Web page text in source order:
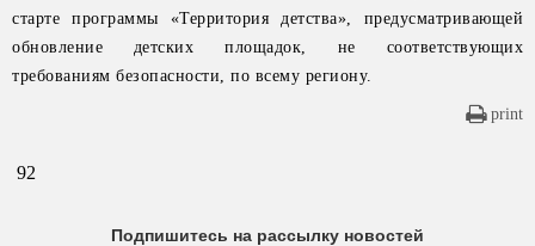
старте программы «Территория детства», предусматривающей
обновление детских площадок, не соответствующих
требованиям безопасности, по всему региону.
print
92
Подпишитесь на рассылку новостей